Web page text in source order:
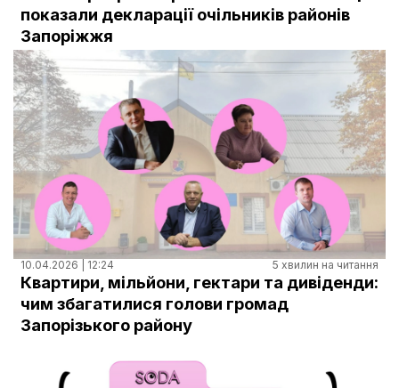
Документи
показали декларації очільників районів
Запоріжжя
10.04.2026 | 12:24 5 хвилин на читання
Квартири, мільйони, гектари та дивіденди:
чим збагатилися голови громад
Запорізького району